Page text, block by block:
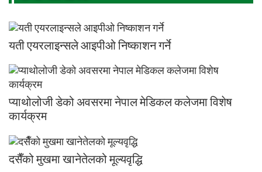
यती एयरलाइन्सले आइपीओ निष्काशन गर्ने
प्याथोलोजी डेको अवसरमा नेपाल मेडिकल कलेजमा विशेष
कार्यक्रम
दसैँको मुखमा खानेतेलको मूल्यवृद्धि